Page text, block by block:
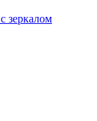
зеркалом